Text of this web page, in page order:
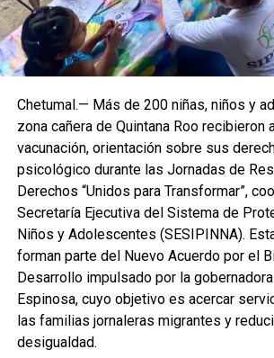
Chetumal.— Más de 200 niñas, niños y
zona cañera de Quintana Roo recibieron
vacunación, orientación sobre sus
psicológico durante las Jornadas de
Derechos “Unidos para Transformar”,
Secretaría Ejecutiva del Sistema de
Niños y Adolescentes (SESIPINNA).
forman parte del Nuevo Acuerdo por el
Desarrollo impulsado por la
Espinosa, cuyo objetivo es acercar
las familias jornaleras migrantes y
desigualdad.